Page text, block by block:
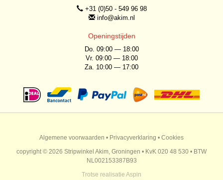
+31 (0)50 - 549 96 98
info@akim.nl
Openingstijden
Do. 09:00 — 18:00
Vr. 09:00 — 18:00
Za. 10:00 — 17:00
Algemene voorwaarden • Privacyverklaring • Cookies
copyright © 2026 Stripwinkel Akim, Groningen • KvK 020 48 530 • BTW
NL002153387B93
Trotse realisatie Aspin